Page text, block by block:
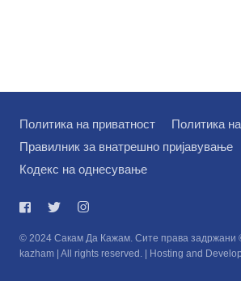
Политика на приватност
Политика
Правилник за внатрешно пријавување
Кодекс на однесување
© 2024 Сакам Да Кажам. Сите права задржани
kazham | All rights reserved. | Hosting and